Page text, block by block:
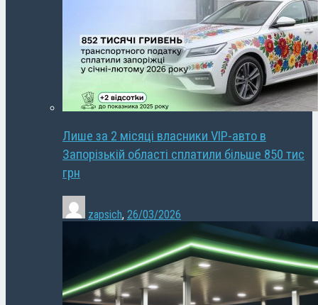
Лише за 2 місяці власники VIP-авто в
Запорізькій області сплатили більше 850 тис
грн
zapsich, 26/03/2026